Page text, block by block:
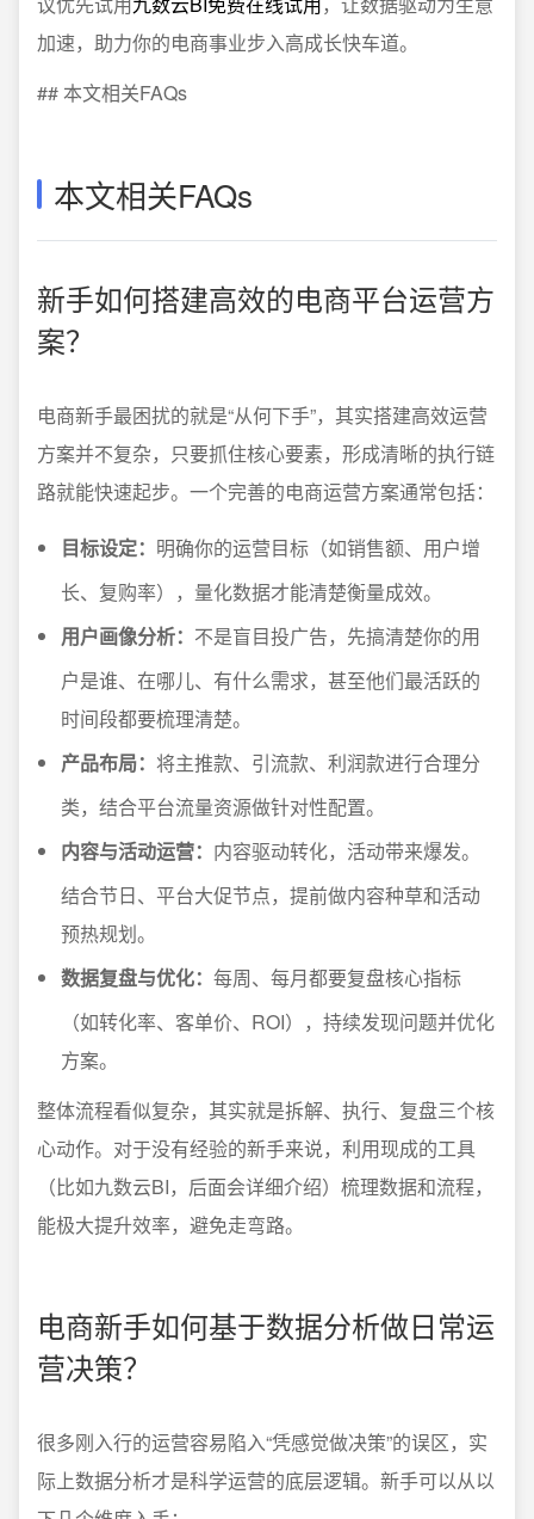
加速，助力你的电商事业步入高成长快车道。
## 本文相关FAQs
本文相关FAQs
新手如何搭建高效的电商平台运营方
案？
电商新手最困扰的就是“从何下手”，其实搭建高效运营
方案并不复杂，只要抓住核心要素，形成清晰的执行链
路就能快速起步。一个完善的电商运营方案通常包括：
目标设定： 明确你的运营目标（如销售额、用户增
长、复购率），量化数据才能清楚衡量成效。
用户画像分析： 不是盲目投广告，先搞清楚你的用
户是谁、在哪儿、有什么需求，甚至他们最活跃的
时间段都要梳理清楚。
产品布局： 将主推款、引流款、利润款进行合理分
类，结合平台流量资源做针对性配置。
内容与活动运营： 内容驱动转化，活动带来爆发。
结合节日、平台大促节点，提前做内容种草和活动
预热规划。
数据复盘与优化： 每周、每月都要复盘核心指标
（如转化率、客单价、ROI），持续发现问题并优化
方案。
整体流程看似复杂，其实就是拆解、执行、复盘三个核
心动作。对于没有经验的新手来说，利用现成的工具
（比如九数云BI，后面会详细介绍）梳理数据和流程，
能极大提升效率，避免走弯路。
电商新手如何基于数据分析做日常运
营决策？
很多刚入行的运营容易陷入“凭感觉做决策”的误区，实
际上数据分析才是科学运营的底层逻辑。新手可以从以